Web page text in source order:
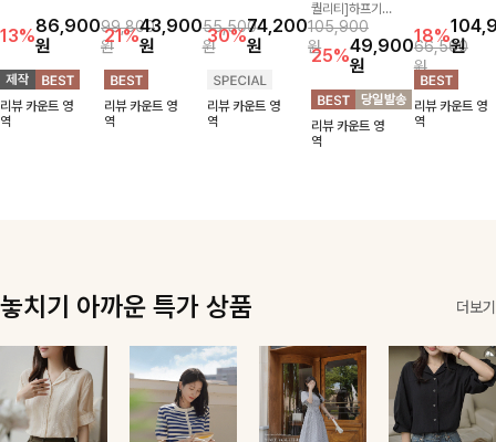
하게 걸치기 좋
은 반팔 자켓-자
주 입게 될 깔끔
한 핏은 물론, 쾌
적함도 챙겨드려
요 :)
13%86,900
원
99,800
원
리뷰 카운트 영
역
기만 해도 캐주
얼한 무드를 만
들어주며 반팔
디자인으로 더운
날에도 편안하게
착용 가능한 반
21%43,900
원
55,500
원
리뷰 카운트 영
역
인으로 세련된
무드를 완성한
볍게 걸쳐주기만
해도 멋스럽게
스타일링돼요
30%74,200
원
105,900
원
리뷰 카운트 영
역
퀄리티]하프기
장의 부담스럽지
않은 기장으로
클래식이 주는
멋!스탠다드한
핏이 멋스러운,
쾌적하면서 세련
된 무드의 썸머
25%49,900
원
66,500
원
리뷰 카운트 영
역
있게 완성된 썸
머 자켓, 더블버
튼 디자인으로
깔끔하고 세련된
무드가 느껴져요
🩶 가볍고 시원
18%원
리뷰 카운트 영
역
놓치기 아까운 특가 상품 더보기